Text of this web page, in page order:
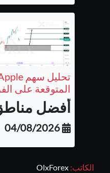
الكاتب: OlxForex
المتوقعة على
أفضل
04/08/2026